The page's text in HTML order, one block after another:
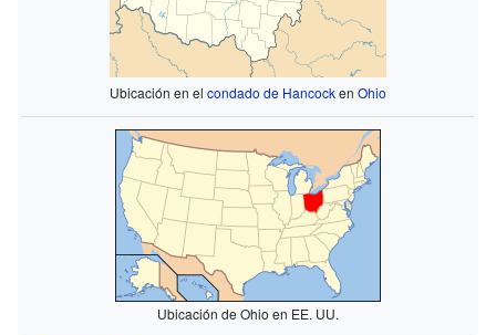
Ubicación en el condado de Hancocken Ohio
Ubicación de Ohio en EE. UU.